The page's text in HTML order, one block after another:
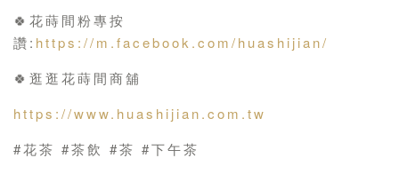
🍀花蒔間粉專按
讚: https://m.facebook.com/huashijian/
🍀逛逛花蒔間商舖
https://www.huashijian.com.tw
#花茶 #茶飲 #茶 #下午茶